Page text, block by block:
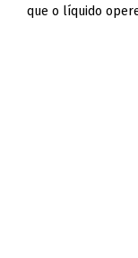
que o líquido